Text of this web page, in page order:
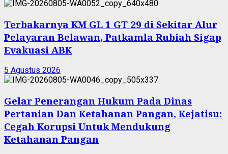
Terbakarnya KM GL 1 GT 29 di Sekitar Alur
Pelayaran Belawan, Patkamla Rubiah Sigap
Evakuasi ABK
5 Agustus 2026
Gelar Penerangan Hukum Pada Dinas
Pertanian Dan Ketahanan Pangan, Kejatisu:
Cegah Korupsi Untuk Mendukung
Ketahanan Pangan